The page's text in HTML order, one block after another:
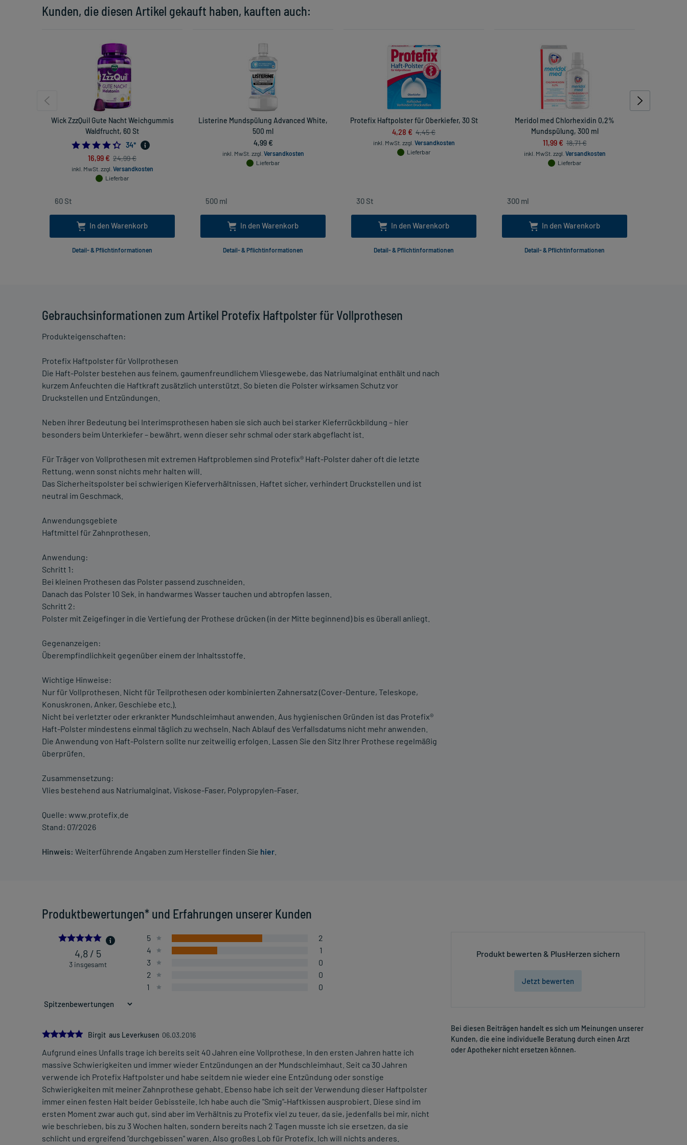
Gebrauchsinformationen zum Artikel Protefix Haftpolster für Vollprothesen
Produkteigenschaften:
Protefix Haftpolster für Vollprothesen
Die Haft-Polster bestehen aus feinem, gaumenfreundlichem Vliesgewebe, das Natriumalginat enthält und nach
kurzem Anfeuchten die Haftkraft zusätzlich unterstützt. So bieten die Polster wirksamen Schutz vor
Druckstellen und Entzündungen.
Neben ihrer Bedeutung bei Interimsprothesen haben sie sich auch bei starker Kieferrückbildung – hier
besonders beim Unterkiefer – bewährt, wenn dieser sehr schmal oder stark abgeflacht ist.
Für Träger von Vollprothesen mit extremen Haftproblemen sind Protefix® Haft-Polster daher oft die letzte
Rettung, wenn sonst nichts mehr halten will.
Das Sicherheitspolster bei schwierigen Kieferverhältnissen. Haftet sicher, verhindert Druckstellen und ist
neutral im Geschmack.
Anwendungsgebiete
Haftmittel für Zahnprothesen.
Anwendung:
Schritt 1:
Bei kleinen Prothesen das Polster passend zuschneiden.
Danach das Polster 10 Sek. in handwarmes Wasser tauchen und abtropfen lassen.
Schritt 2:
Polster mit Zeigefinger in die Vertiefung der Prothese drücken (in der Mitte beginnend) bis es überall anliegt.
Gegenanzeigen:
Überempfindlichkeit gegenüber einem der Inhaltsstoffe.
Wichtige Hinweise:
Nur für Vollprothesen. Nicht für Teilprothesen oder kombinierten Zahnersatz (Cover-Denture, Teleskope,
Konuskronen, Anker, Geschiebe etc.).
Nicht bei verletzter oder erkrankter Mundschleimhaut anwenden. Aus hygienischen Gründen ist das Protefix®
Haft-Polster mindestens einmal täglich zu wechseln. Nach Ablauf des Verfallsdatums nicht mehr anwenden.
Die Anwendung von Haft-Polstern sollte nur zeitweilig erfolgen. Lassen Sie den Sitz Ihrer Prothese regelmäßig
überprüfen.
Zusammensetzung:
Vlies bestehend aus Natriumalginat, Viskose-Faser, Polypropylen-Faser.
Quelle: www.protefix.de
Stand: 07/2026
Hinweis: Weiterführende Angaben zum Hersteller finden Sie hier
Produktbewertungen* und Erfahrungen unserer Kunden
4.75
4,8 / 5
3 insgesamt
5
2
4
1
3
0
2
0
1
0
5.0
Birgit aus Leverkusen 06.03.2016
Aufgrund eines Unfalls trage ich bereits seit 40 Jahren eine Vollprothese. In den ersten Jahren hatte ich
massive Schwierigkeiten und immer wieder Entzündungen an der Mundschleimhaut. Seit ca 30 Jahren
verwende ich Protefix Haftpolster und habe seitdem nie wieder eine Entzündung oder sonstige
Schwierigkeiten mit meiner Zahnprothese gehabt. Ebenso habe ich seit der Verwendung dieser Haftpolster
immer einen festen Halt beider Gebissteile. Ich habe auch die "Smig"-Haftkissen ausprobiert. Diese sind im
ersten Moment zwar auch gut, sind aber im Verhältnis zu Protefix viel zu teuer, da sie, jedenfalls bei mir, nicht
wie beschrieben, bis zu 3 Wochen halten, sondern bereits nach 2 Tagen musste ich sie ersetzen, da sie
schlicht und ergreifend "durchgebissen" waren. Also großes Lob für Protefix. Ich will nichts anderes.
Produkt bewerten & PlusHerzen sichern
Jetzt bewerten
Bei diesen Beiträgen handelt es sich um Meinungen unserer
Kunden, die eine individuelle Beratung durch einen Arzt
oder Apotheker nicht ersetzen können.
Kunden, die diesen Artikel gekauft haben, kauften auch:
Wick ZzzQuil Gute Nacht Weichgummis
Waldfrucht, 60 St
4.411764705882353
34*
16,99 € 24,99 €
inkl. MwSt. zzgl. Versandkosten
Lieferbar
In den Warenkorb
Detail- & Pflichtinformationen
Listerine Mundspülung Advanced White,
500 ml
4,99 €
inkl. MwSt. zzgl. Versandkosten
Lieferbar
In den Warenkorb
Detail- & Pflichtinformationen
Protefix Haftpolster für Oberkiefer, 30 St
4,28 € 4,45 €
inkl. MwSt. zzgl. Versandkosten
Lieferbar
In den Warenkorb
Detail- & Pflichtinformationen
Meridol med Chlorhexidin 0,2%
Mundspülung, 300 ml
11,99 € 18,71 €
inkl. MwSt. zzgl. Versandkosten
Lieferbar
In den Warenkorb
Detail- & Pflichtinformationen